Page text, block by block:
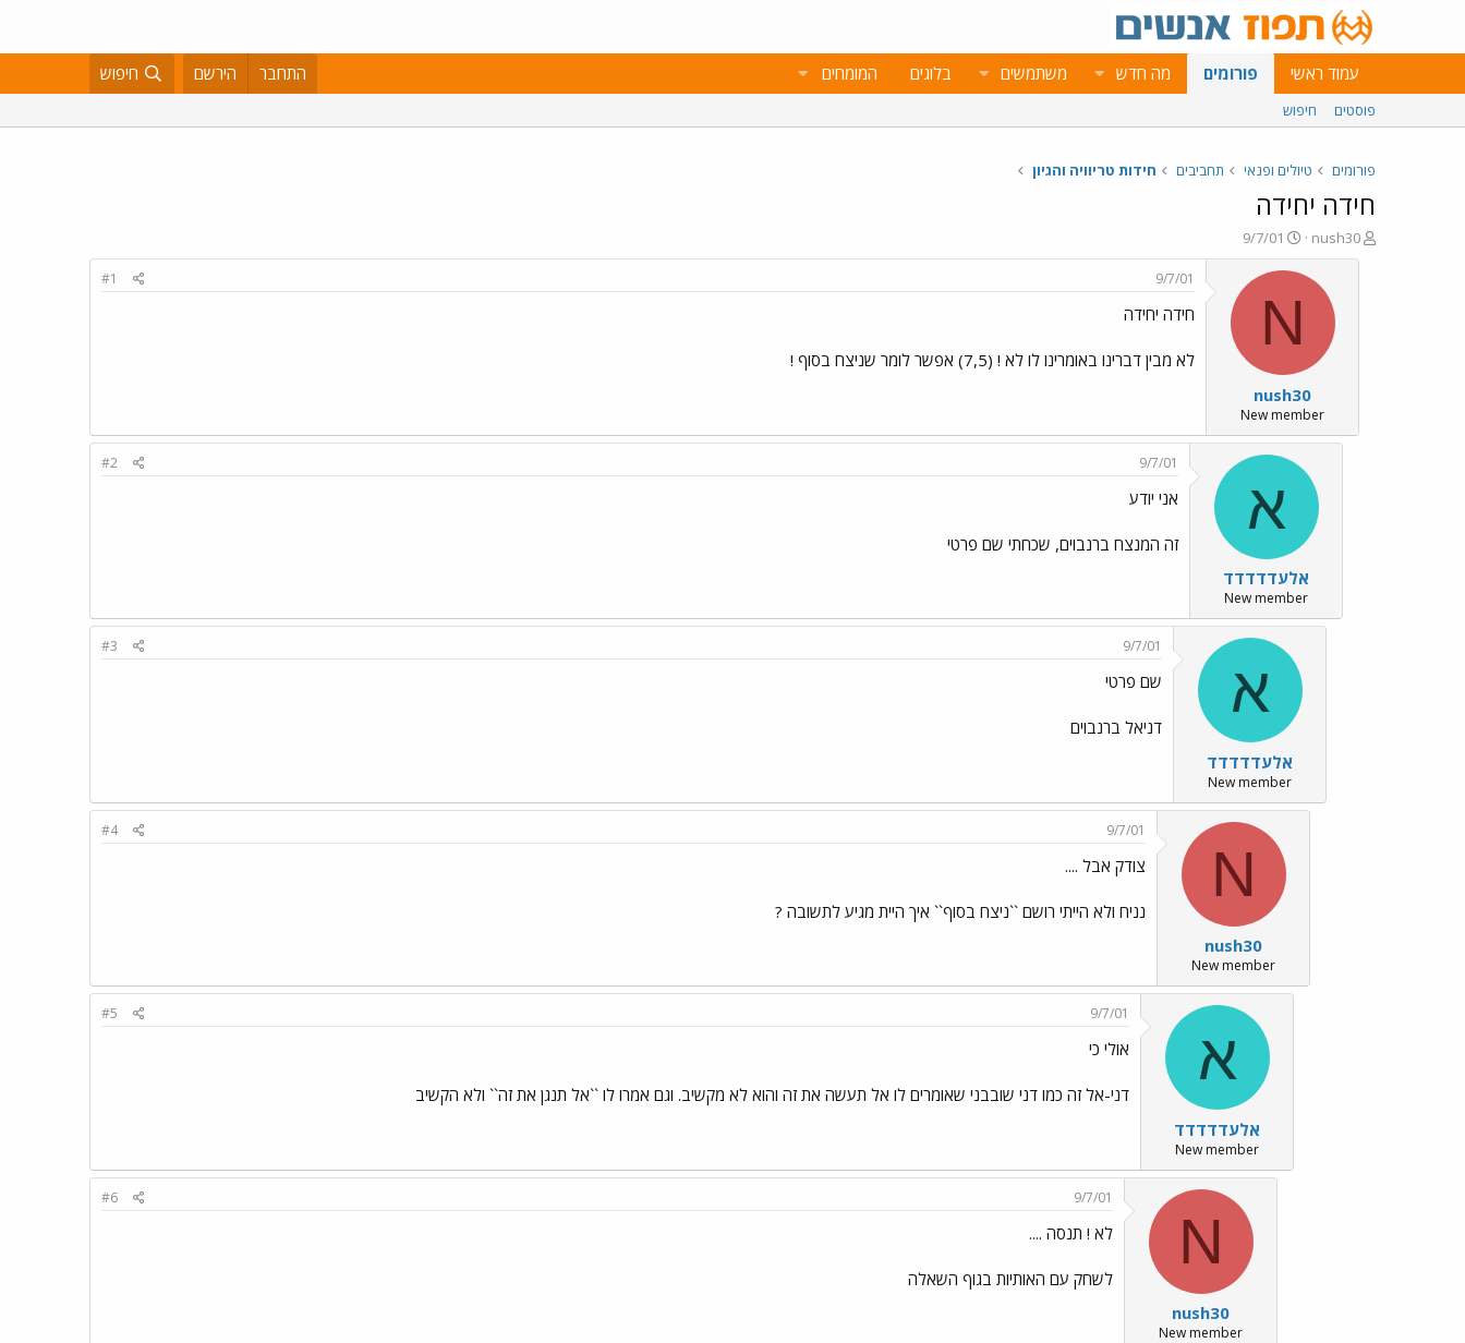
עמוד ראשי פורומים מה חדש משתמשים בלוגים המומחים התחבר הירשם חיפוש
פוסטים חיפוש
פורומים טיולים ופנאי תחביבים חידות טריוויה והגיון
חידה יחידה
פ
ו
nush30
פ
ו
ר
ם
ב
א
ר
י
ך
9/7/01
N
nush30
New member
9/7/01
#1
חידה יחידה
לא מבין דברינו באומרינו לו לא ! (7,5) אפשר לומר שניצח בסוף !
א
אלעדדדדד
New member
9/7/01
#2
אני יודע
זה המנצח ברנבוים, שכחתי שם פרטי
א
אלעדדדדד
New member
9/7/01
#3
שם פרטי
דניאל ברנבוים
N
nush30
New member
9/7/01
#4
צודק אבל ....
נניח ולא הייתי רושם ``ניצח בסוף`` איך היית מגיע לתשובה ?
א
אלעדדדדד
New member
9/7/01
#5
אולי כי
דני-אל זה כמו דני שובבני שאומרים לו אל תעשה את זה והוא לא מקשיב. וגם אמרו לו ``אל תנגן את זה`` ולא הקשיב
N
nush30
New member
9/7/01
#6
לא ! תנסה ....
לשחק עם האותיות בגוף השאלה